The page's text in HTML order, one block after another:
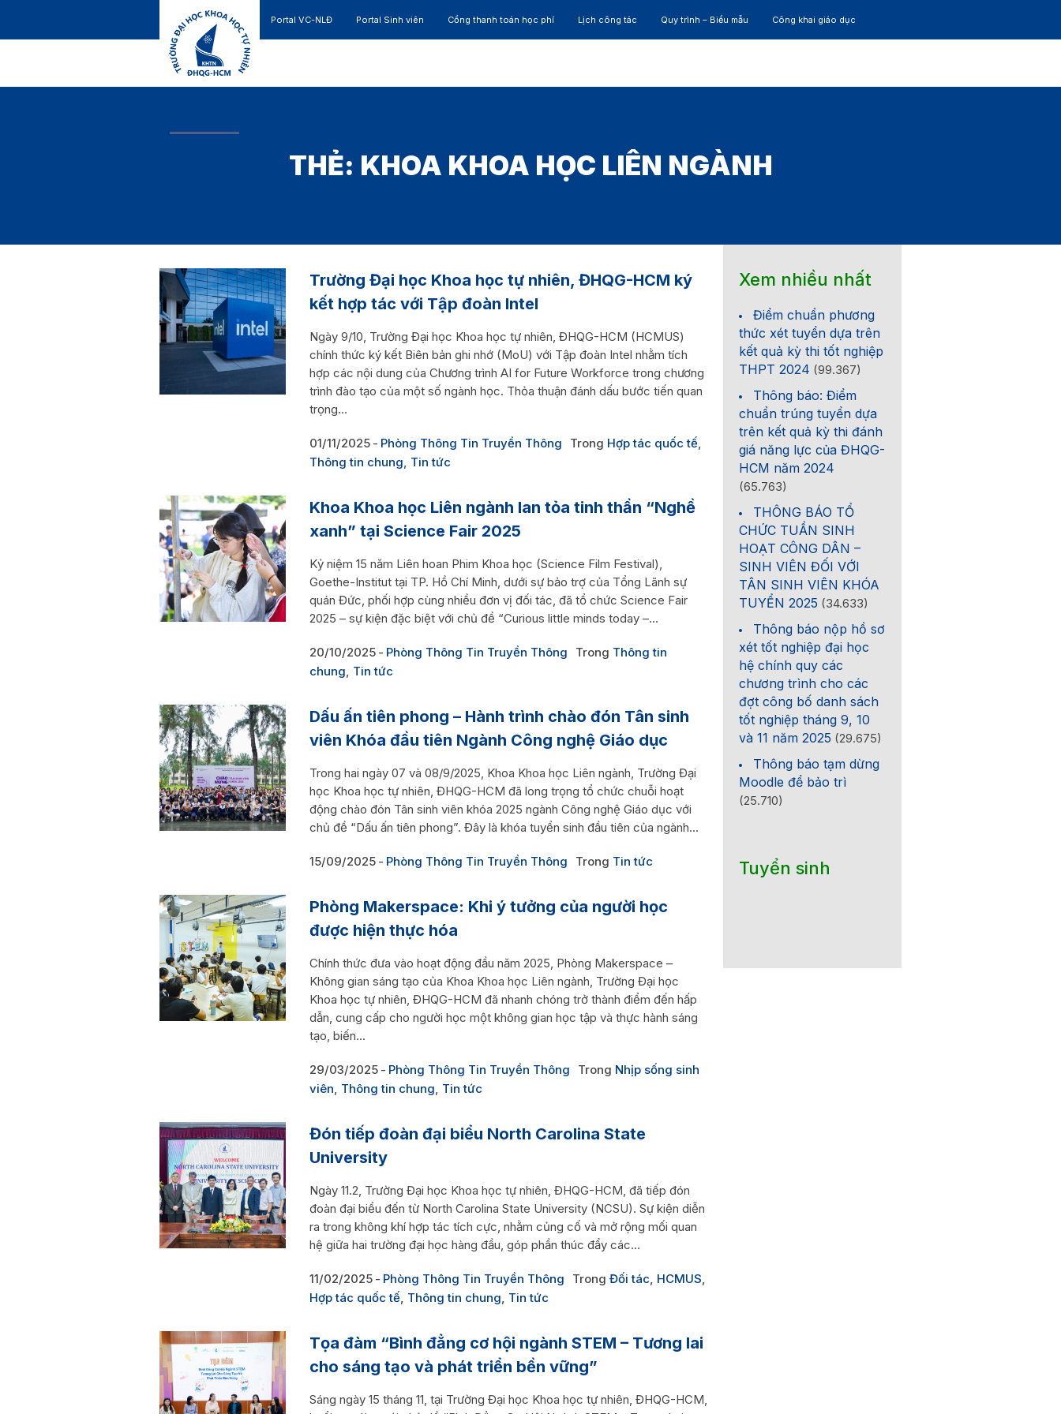
Portal VC-NLĐ Portal Sinh viên Cổng thanh toán học phí Lịch công tác Quy trình – Biểu mẫu Công khai giáo dục
THẺ: KHOA KHOA HỌC LIÊN NGÀNH
Trường Đại học Khoa học tự nhiên, ĐHQG-HCM ký
kết hợp tác với Tập đoàn Intel
Ngày 9/10, Trường Đại học Khoa học tự nhiên, ĐHQG-HCM (HCMUS)
chính thức ký kết Biên bản ghi nhớ (MoU) với Tập đoàn Intel nhằm tích
hợp các nội dung của Chương trình AI for Future Workforce trong chương
trình đào tạo của một số ngành học. Thỏa thuận đánh dấu bước tiến quan
trọng...
01/11/2025 Phòng Thông Tin Truyền Thông Trong Hợp tác quốc tế,
Thông tin chung, Tin tức
Khoa Khoa học Liên ngành lan tỏa tinh thần “Nghề
xanh” tại Science Fair 2025
Kỷ niệm 15 năm Liên hoan Phim Khoa học (Science Film Festival),
Goethe-Institut tại TP. Hồ Chí Minh, dưới sự bảo trợ của Tổng Lãnh sự
quán Đức, phối hợp cùng nhiều đơn vị đối tác, đã tổ chức Science Fair
2025 – sự kiện đặc biệt với chủ đề “Curious little minds today –...
20/10/2025 Phòng Thông Tin Truyền Thông Trong Thông tin
chung, Tin tức
Dấu ấn tiên phong – Hành trình chào đón Tân sinh
viên Khóa đầu tiên Ngành Công nghệ Giáo dục
Trong hai ngày 07 và 08/9/2025, Khoa Khoa học Liên ngành, Trường Đại
học Khoa học tự nhiên, ĐHQG-HCM đã long trọng tổ chức chuỗi hoạt
động chào đón Tân sinh viên khóa 2025 ngành Công nghệ Giáo dục với
chủ đề “Dấu ấn tiên phong”. Đây là khóa tuyển sinh đầu tiên của ngành...
15/09/2025 Phòng Thông Tin Truyền Thông Trong Tin tức
Phòng Makerspace: Khi ý tưởng của người học
được hiện thực hóa
Chính thức đưa vào hoạt động đầu năm 2025, Phòng Makerspace –
Không gian sáng tạo của Khoa Khoa học Liên ngành, Trường Đại học
Khoa học tự nhiên, ĐHQG-HCM đã nhanh chóng trở thành điểm đến hấp
dẫn, cung cấp cho người học một không gian học tập và thực hành sáng
tạo, biến...
29/03/2025 Phòng Thông Tin Truyền Thông Trong Nhịp sống sinh
viên, Thông tin chung, Tin tức
Đón tiếp đoàn đại biểu North Carolina State
University
Ngày 11.2, Trường Đại học Khoa học tự nhiên, ĐHQG-HCM, đã tiếp đón
đoàn đại biểu đến từ North Carolina State University (NCSU). Sự kiện diễn
ra trong không khí hợp tác tích cực, nhằm củng cố và mở rộng mối quan
hệ giữa hai trường đại học hàng đầu, góp phần thúc đẩy các...
11/02/2025 Phòng Thông Tin Truyền Thông Trong Đối tác, HCMUS,
Hợp tác quốc tế, Thông tin chung, Tin tức
Tọa đàm “Bình đẳng cơ hội ngành STEM – Tương lai
cho sáng tạo và phát triển bền vững”
Sáng ngày 15 tháng 11, tại Trường Đại học Khoa học tự nhiên, ĐHQG-HCM,
Xem nhiều nhất
Điểm chuẩn phương
thức xét tuyển dựa trên
kết quả kỳ thi tốt nghiệp
THPT 2024 (99.367)
Thông báo: Điểm
chuẩn trúng tuyển dựa
trên kết quả kỳ thi đánh
giá năng lực của ĐHQG-
HCM năm 2024
(65.763)
THÔNG BÁO TỔ
CHỨC TUẦN SINH
HOẠT CÔNG DÂN –
SINH VIÊN ĐỐI VỚI
TÂN SINH VIÊN KHÓA
TUYỂN 2025 (34.633)
Thông báo nộp hồ sơ
xét tốt nghiệp đại học
hệ chính quy các
chương trình cho các
đợt công bố danh sách
tốt nghiệp tháng 9, 10
và 11 năm 2025 (29.675)
Thông báo tạm dừng
Moodle để bảo trì
(25.710)
Tuyển sinh